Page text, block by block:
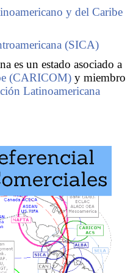
y del Caribe
(SICA)
es un estado asociado a
(CARICOM) y miembro
Latinoamericana